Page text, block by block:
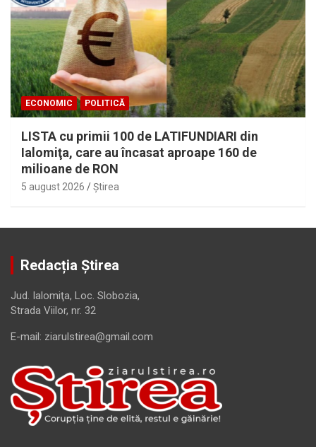
ECONOMIC POLITICĂ
LISTA cu primii 100 de LATIFUNDIARI din
Ialomiţa, care au încasat aproape 160 de
milioane de RON
5 august 2026 Ştirea
Redacția Știrea
Jud. Ialomiţa, Loc. Slobozia,
Strada Viilor, nr. 32
E-mail: ziarulstirea@gmail.com